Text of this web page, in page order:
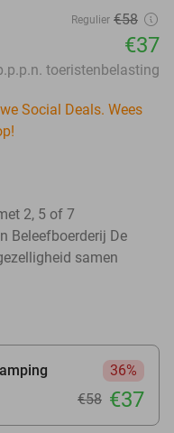
Regulier €58
€37
toeristenbelasting
Social Deals. Wees
2, 5 of 7
Beleefboerderij De
samen
36%
€58 €37